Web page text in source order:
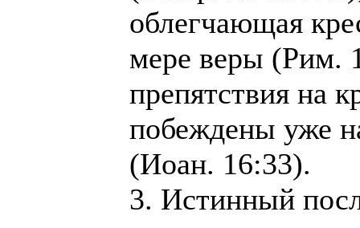
облегчающая
мере веры (Рим.
препятствия на
побеждены уже
(Иоан. 16:33).
3. Истинный